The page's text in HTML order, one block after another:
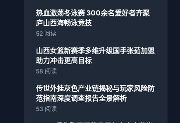
热血激荡冬泳赛 300余名爱好者齐聚
庐山西海畅泳竞技
52 阅读
山西女篮新赛季多维升级国手张茹加盟
助力冲击更高目标
58 阅读
传世外挂灰色产业链揭秘与玩家风险防
范指南深度调查报告全景解析
53 阅读